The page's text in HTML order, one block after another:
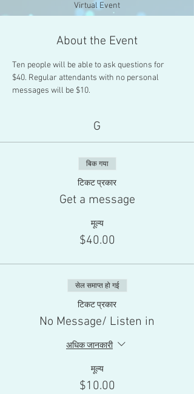
Virtual Event
About the Event
Ten people will be able to ask questions for
$40. Regular attendants with no personal
messages will be $10.
G
बिक गया
टिकट प्रकार
Get a message
मूल्य
$40.00
सेल समाप्त हो गई
टिकट प्रकार
No Message/ Listen in
अधिक जानकारी
मूल्य
$10.00